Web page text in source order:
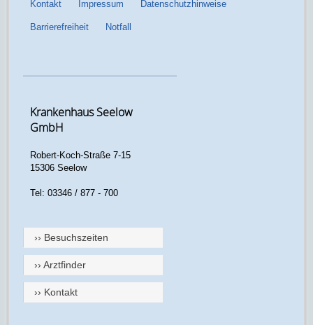
Kontakt Impressum Datenschutzhinweise
Barrierefreiheit Notfall
Krankenhaus Seelow
GmbH
Robert-Koch-Straße 7-15
15306 Seelow
Tel: 03346 / 877 - 700
›› Besuchszeiten
›› Arztfinder
›› Kontakt